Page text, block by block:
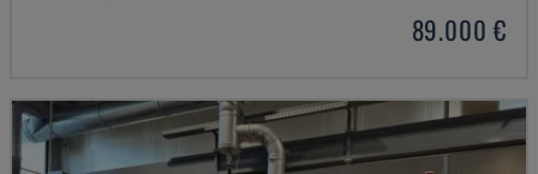
89.000 €